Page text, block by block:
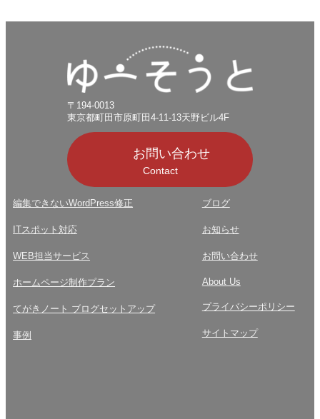
〒194-0013
東京都町田市原町田4-11-13天野ビル4F
お問い合わせ
Contact
編集できないWordPress修正
ITスポット対応
WEB担当サービス
ホームページ制作プラン
てがきノート ブログセットアップ
事例
ブログ
お知らせ
お問い合わせ
About Us
プライバシーポリシー
サイトマップ